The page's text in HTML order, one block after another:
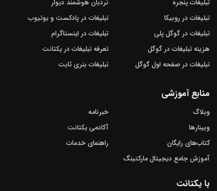
تبلیغات پنجره
نردبان هوشمند دیوار
تبلیغات در روبیکا
تبلیغات در پادکست و یوتیوب
تبلیغات در گوگل‌ پلی
تبلیغات در اینستاگرام
هزینه تبلیغات در گوگل
تعرفه تبلیغات در یکتانت
تبلیغات در صفحه اول گوگل
تبلیغات بنری ثابت
منابع آموزشی
وبلاگ
خبرنامه
وبینارها
آکادمی یکتانت
کتاب‌های رایگان
راهنمای خدمات
آموزش جامع دیجیتال مارکتینگ
با یکتانت